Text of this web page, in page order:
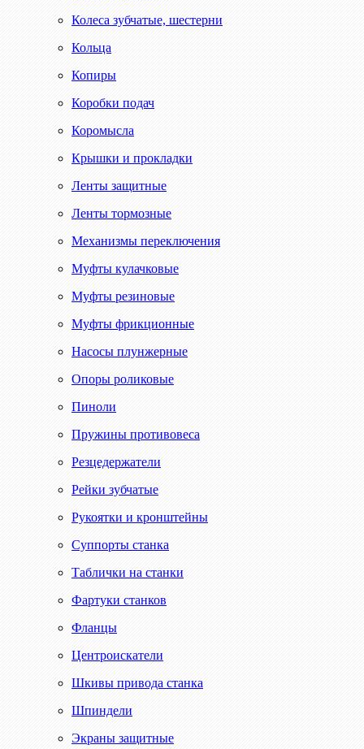
Колеса зубчатые, шестерни
Кольца
Копиры
Коробки подач
Коромысла
Крышки и прокладки
Ленты защитные
Ленты тормозные
Механизмы переключения
Муфты кулачковые
Муфты резиновые
Муфты фрикционные
Насосы плунжерные
Опоры роликовые
Пиноли
Пружины противовеса
Резцедержатели
Рейки зубчатые
Рукоятки и кронштейны
Суппорты станка
Таблички на станки
Фартуки станков
Фланцы
Центроискатели
Шкивы привода станка
Шпиндели
Экраны защитные